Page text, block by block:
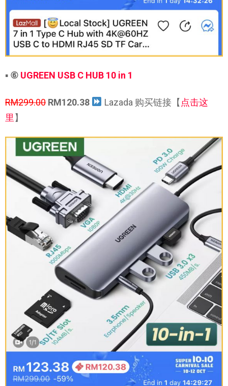
▪ ⑥ UGREEN USB C HUB 10 in 1
RM299.00 RM120.38 Lazada 购买链接【点击这
里】